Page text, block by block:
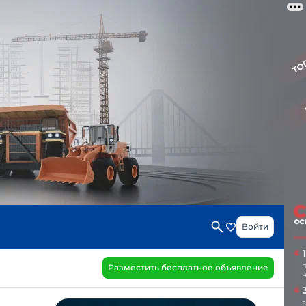
Войти
Разместить бесплатное объявление